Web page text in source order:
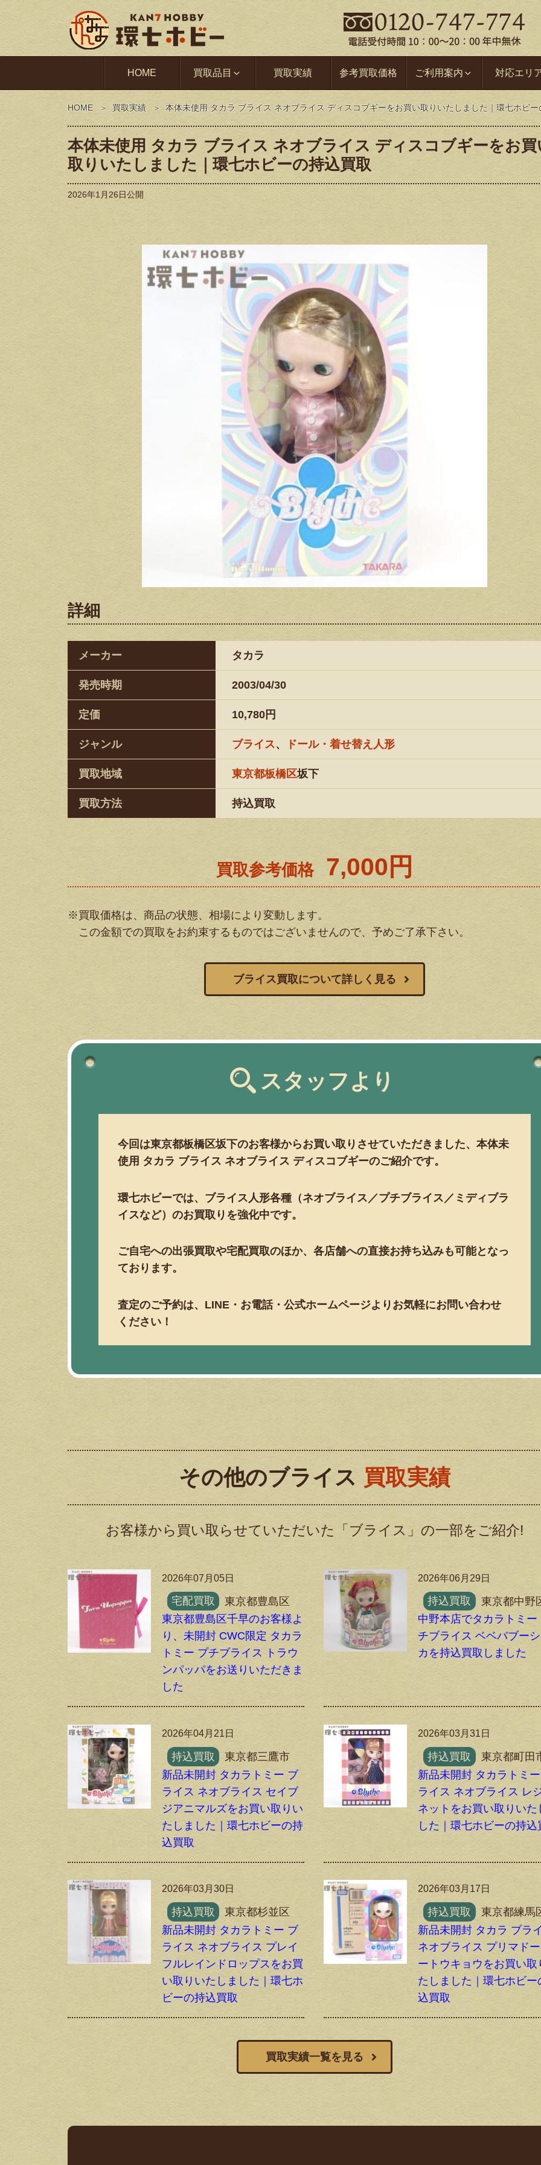
HOME 買取品目 買取実績 参考買取価格 ご利用案内 対応エリ
HOME 買取実績 本体未使用 タカラ ブライス ネオブライス ディスコブギーをお買い取りいたしました｜環七ホビー
本体未使用 タカラ ブライス ネオブライス ディスコブギーをお買
取りいたしました｜環七ホビーの持込買取
2026年1月26日公開
詳細
メーカー タカラ
発売時期 2003/04/30
定価 10,780円
ジャンル ブライス、 ドール・着せ替え人形
買取地域 東京都板橋区坂下
買取方法 持込買取
買取参考価格 7,000円
※買取価格は、商品の状態、相場により変動します。
この金額での買取をお約束するものではございませんので、予めご了承下さい。
ブライス買取について詳しく見る
スタッフより
今回は東京都板橋区坂下のお客様からお買い取りさせていただきました、本体未
使用 タカラ ブライス ネオブライス ディスコブギーのご紹介です。
環七ホビーでは、ブライス人形各種（ネオブライス／プチブライス／ミディブラ
イスなど）のお買取りを強化中です。
ご自宅への出張買取や宅配買取のほか、各店舗への直接お持ち込みも可能となっ
ております。
査定のご予約は、LINE・お電話・公式ホームページよりお気軽にお問い合わせ
ください！
その他のブライス 買取実績
お客様から買い取らせていただいた「ブライス」の一部をご紹介!
2026年07月05日
宅配買取
東京都豊島区
東京都豊島区千早のお客様よ
り、未開封 CWC限定 タカラ
トミー プチブライス トラウ
ンパッパをお送りいただきま
した
2026年06月29日
持込買取
東京都中野
中野本店でタカラトミー
チブライス ベベバブー
カを持込買取しました
2026年04月21日
持込買取
東京都三鷹市
新品未開封 タカラトミー ブ
ライス ネオブライス セイブ
ジアニマルズをお買い取りい
たしました｜環七ホビーの持
込買取
2026年03月31日
持込買取
東京都町田
新品未開封 タカラトミ
ライス ネオブライス レ
ネットをお買い取りいた
した｜環七ホビーの持込
2026年03月30日
持込買取
東京都杉並区
新品未開封 タカラトミー ブ
ライス ネオブライス プレイ
フルレインドロップスをお買
い取りいたしました｜環七ホ
ビーの持込買取
2026年03月17日
持込買取
東京都練馬
新品未開封 タカラ ブラ
ネオブライス プリマド
ートウキョウをお買い取
たしました｜環七ホビー
込買取
買取実績一覧を見る